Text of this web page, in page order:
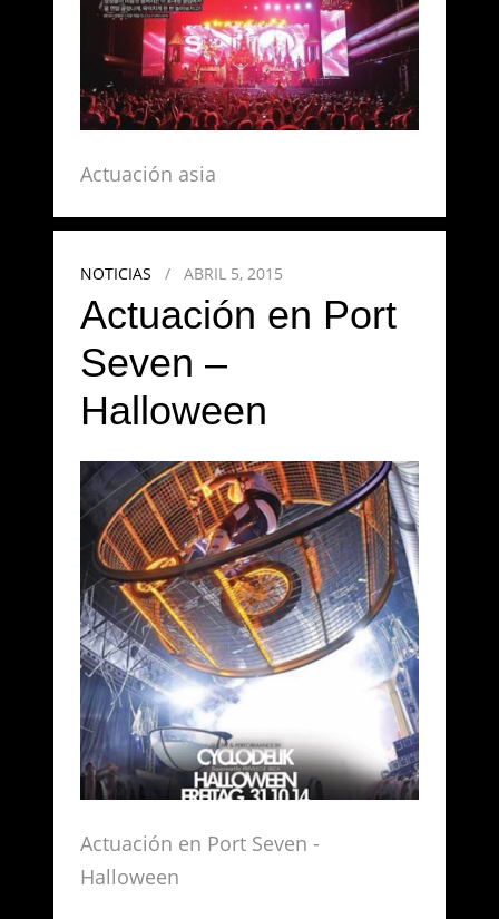
Actuación asia
NOTICIAS / ABRIL 5, 2015
Actuación en Port
Seven –
Halloween
Actuación en Port Seven -
Halloween